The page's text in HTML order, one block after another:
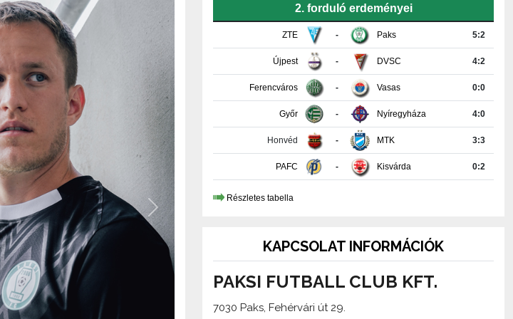
Next
2. forduló erdeményei
ZTE - Paks 5:2
Újpest - DVSC 4:2
Ferencváros - Vasas 0:0
Győr - Nyíregyháza 4:0
Honvéd - MTK 3:3
PAFC - Kisvárda 0:2
Részletes tabella
KAPCSOLAT INFORMÁCIÓK
PAKSI FUTBALL CLUB KFT.
7030 Paks, Fehérvári út 29.